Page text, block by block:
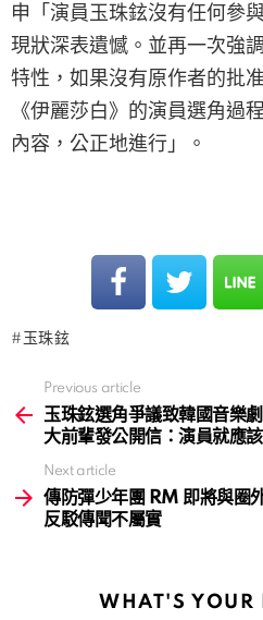
申「演員玉珠鉉沒有任何參
現狀深表遺憾。並再一次強
特性，如果沒有原作者的批
《伊麗莎白》的演員選角過
內容，公正地進行」。
玉珠鉉
more
Previous article
玉珠鉉選角爭議致韓國音樂
大前輩發公開信：演員就應
Next article
傳防彈少年團 RM 即將與圈
反駁傳聞不屬實
WHAT'S YOUR